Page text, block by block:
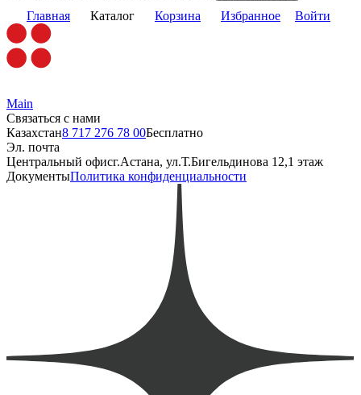
Главная Каталог Корзина Избранное Войти
Main
Связаться с нами
Казахстан8 717 276 78 00Бесплатно
Эл. почта
Центральный офисг.Астана, ул.Т.Бигельдинова 12,1 этаж
ДокументыПолитика конфиденциальности